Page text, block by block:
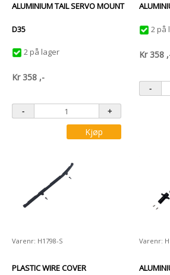
ALUMINIUM TAIL SERVO MOUNT
D35
2 på lager
Kr358 ,-
Kjøp
2 på
Kr358
Varenr: H1798-S
PLASTIC WIRE COVER
Varenr: